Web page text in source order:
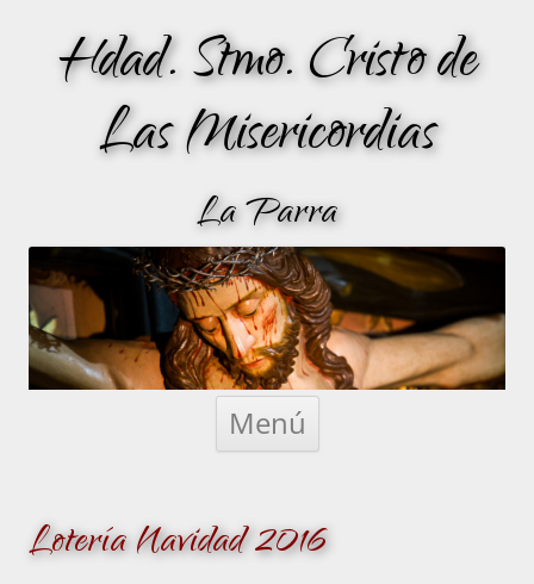
Hdad. Stmo. Cristo de
Las Misericordias
La Parra
Menú
Saltar
Lotería Navidad 2016